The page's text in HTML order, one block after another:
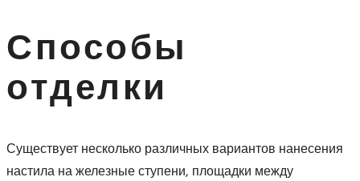
Способы
отделки
Существует несколько различных вариантов нанесения
настила на железные ступени, площадки между